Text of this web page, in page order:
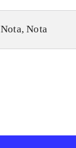
Nota, Nota